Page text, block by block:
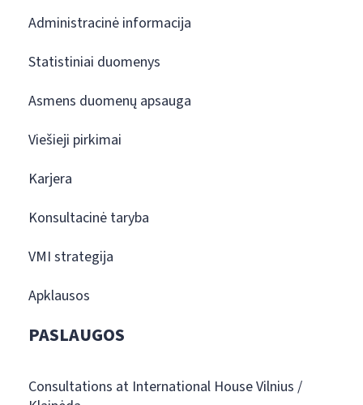
Administracinė informacija
Statistiniai duomenys
Asmens duomenų apsauga
Viešieji pirkimai
Karjera
Konsultacinė taryba
VMI strategija
Apklausos
PASLAUGOS
Consultations at International House Vilnius /